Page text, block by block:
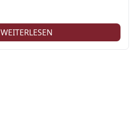
WEITERLESEN